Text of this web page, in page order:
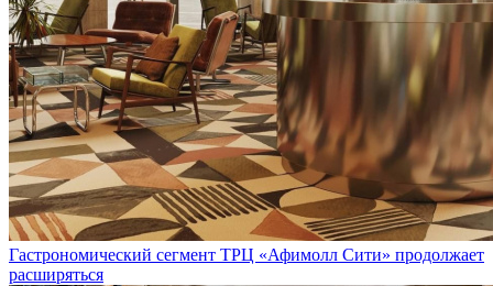
Гастрономический сегмент ТРЦ «Афимолл Сити» продолжает
расширяться